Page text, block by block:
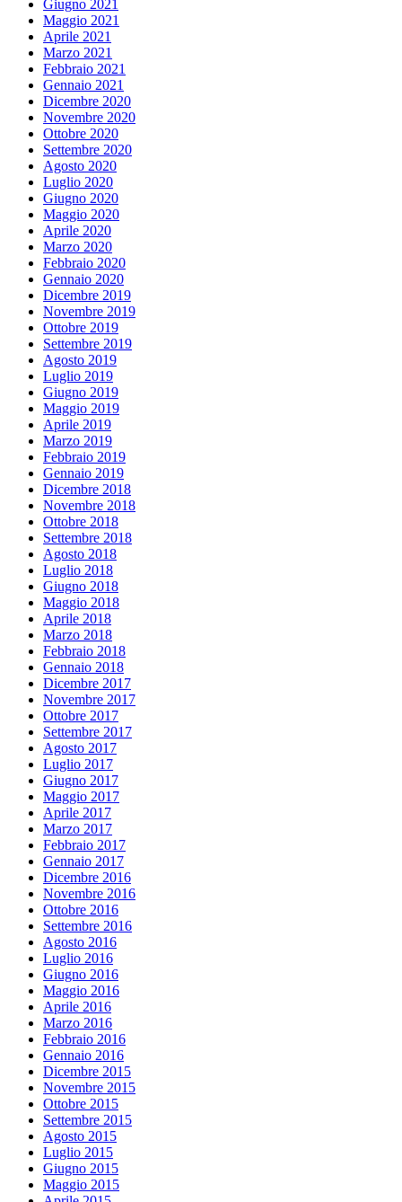
Giugno 2021
Maggio 2021
Aprile 2021
Marzo 2021
Febbraio 2021
Gennaio 2021
Dicembre 2020
Novembre 2020
Ottobre 2020
Settembre 2020
Agosto 2020
Luglio 2020
Giugno 2020
Maggio 2020
Aprile 2020
Marzo 2020
Febbraio 2020
Gennaio 2020
Dicembre 2019
Novembre 2019
Ottobre 2019
Settembre 2019
Agosto 2019
Luglio 2019
Giugno 2019
Maggio 2019
Aprile 2019
Marzo 2019
Febbraio 2019
Gennaio 2019
Dicembre 2018
Novembre 2018
Ottobre 2018
Settembre 2018
Agosto 2018
Luglio 2018
Giugno 2018
Maggio 2018
Aprile 2018
Marzo 2018
Febbraio 2018
Gennaio 2018
Dicembre 2017
Novembre 2017
Ottobre 2017
Settembre 2017
Agosto 2017
Luglio 2017
Giugno 2017
Maggio 2017
Aprile 2017
Marzo 2017
Febbraio 2017
Gennaio 2017
Dicembre 2016
Novembre 2016
Ottobre 2016
Settembre 2016
Agosto 2016
Luglio 2016
Giugno 2016
Maggio 2016
Aprile 2016
Marzo 2016
Febbraio 2016
Gennaio 2016
Dicembre 2015
Novembre 2015
Ottobre 2015
Settembre 2015
Agosto 2015
Luglio 2015
Giugno 2015
Maggio 2015